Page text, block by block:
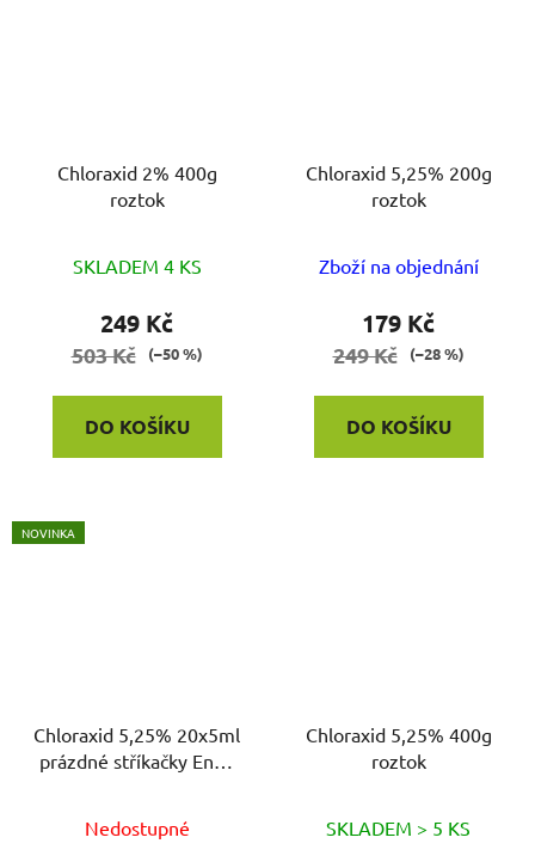
Chloraxid 2% 400g
roztok
SKLADEM 4 KS
249 Kč
503 Kč (–50 %)
DO KOŠÍKU
Chloraxid 5,25% 200g
roztok
Zboží na objednání
179 Kč
249 Kč (–28 %)
DO KOŠÍKU
NOVINKA
Chloraxid 5,25% 20x5ml
prázdné stříkačky Endo
Nedostupné
Chloraxid 5,25% 400g
roztok
SKLADEM > 5 KS